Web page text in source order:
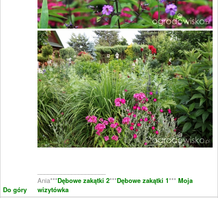
Do góry
Ania***Dębowe zakątki 2***Dębowe zakątki 1*** Moja
wizytówka